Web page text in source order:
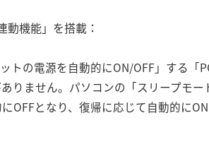
機能」を搭載：
トの電源を自動的にON/OFF」する「
りません。パソコンの「スリープモ
OFFとなり、復帰に応じて自動的に